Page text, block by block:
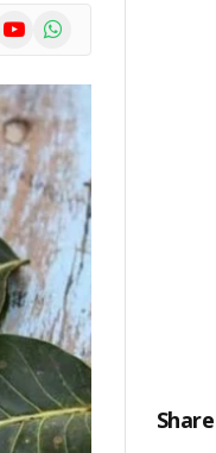
YouTubeWhatsApp